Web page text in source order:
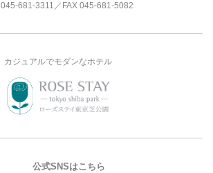
045-681-3311 ／FAX 045-681-5082
カジュアルでモダンなホテル
公式SNSはこちら